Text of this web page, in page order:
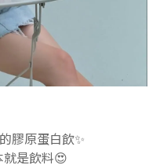
膠原蛋白飲✨
是飲料😍